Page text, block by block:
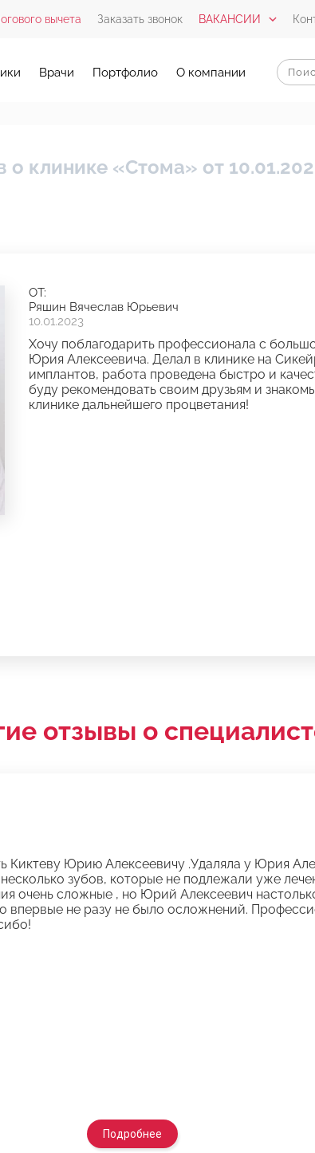
вычета Заказать звонок ВАКАНСИИ
Врачи Портфолио О компании
о клинике «Стома» от
ОТ:
Ряшин Вячеслав Юрьевич
10.01.2023
Хочу поблагодарить профессионала с
Юрия Алексеевича. Делал в клинике на
имплантов, работа проведена быстро и
буду рекомендовать своим друзьям и
клинике дальнейшего процветания!
отзывы о
Киктеву Юрию Алексеевичу .Удаляла у Юрия
зубов, которые не подлежали уже
очень сложные , но Юрий Алексеевич
впервые не разу не было осложнений.
Подробнее